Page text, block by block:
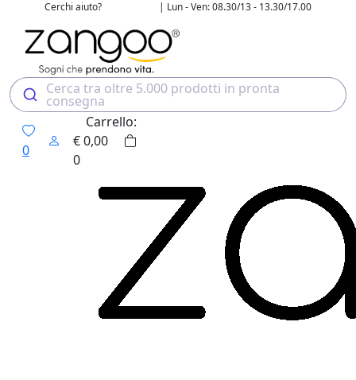
Cerchi aiuto? | Lun - Ven: 08.30/13 - 13.30/17.00
Cerca tra oltre 5.000 prodotti in pronta
consegna
0
Carrello:
€0,00
0